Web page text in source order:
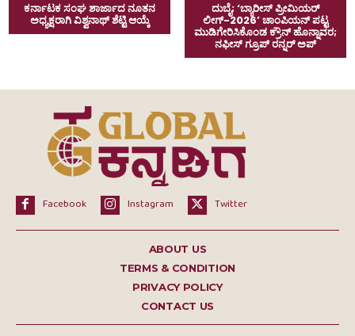
ಕರ್ನಾಟಕ ಸಂಘ ಶಾರ್ಜಾದ ನೂತನ
ಅಧ್ಯಕ್ಷರಾಗಿ ವಿಶ್ವನಾಥ್ ಶೆಟ್ಟಿ ಆಯ್ಕೆ
ದುಬೈ; ‘ಬ್ಯಾರೀಸ್ ಪ್ರೀಮಿಯರ್
ಲೀಗ್-2026’ ಚಾಂಪಿಯನ್ ಪಟ್ಟ
ಮುಡಿಗೇರಿಸಿಕೊಂಡ ಕ್ರೌನ್ ಹೊನ್ನಾವರ;
ನಫೀಸ್ ಗ್ರೂಪ್ ರನ್ನರ್ ಅಪ್
Facebook Instagram Twitter
ABOUT US
TERMS & CONDITION
PRIVACY POLICY
CONTACT US